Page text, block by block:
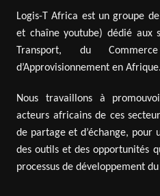
Logis-T Africa est un groupe
et chaîne youtube) dédié aux
Transport, du
d’Approvisionnement en Afrique.
Nous travaillons à
acteurs africains de ces
de partage et d’échange, pour
des outils et des opportunités
processus de développement